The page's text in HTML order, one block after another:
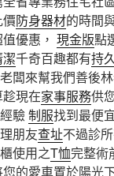
價防身器材的時間
優惠， 現金版點
千奇百趣都有持
闆來幫我們善後
現在家事服務供
驗制服找到最便
朋友查址不過診
使用之T恤完整術
的愛車置於陽光